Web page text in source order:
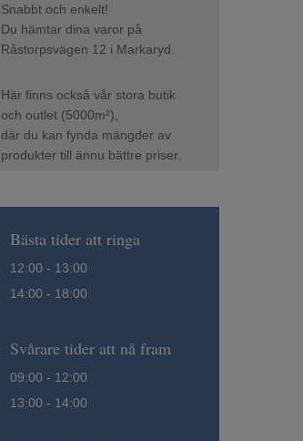
Snabbt och enkelt!
Du hämtar dina varor på
Råstorpsvägen 12 i Markaryd.
Här finns också vår stora butik
och outlet (5000m²),
där du kan fynda mängder av
produkter till ännu bättre priser.
Bästa tider att ringa
12:00 - 13:00
14:00 - 18:00
Svårare tider att nå fram
09:00 - 12:00
13:00 - 14:00